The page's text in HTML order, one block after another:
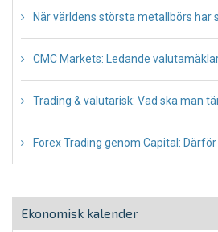
När världens största metallbörs har
CMC Markets: Ledande
Trading & valutarisk: Vad ska man
Forex Trading genom Capital:
Ekonomisk kalender